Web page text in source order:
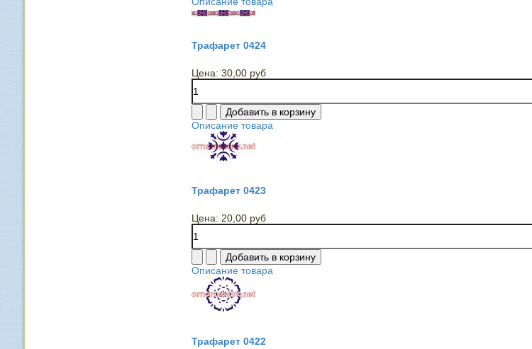
Трафарет 0424
Цена: 30,00 руб
Описание товара
Трафарет 0423
Цена: 20,00 руб
Описание товара
Трафарет 0422